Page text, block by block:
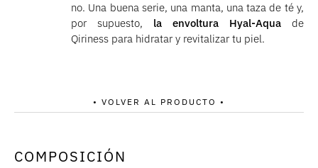
no. Una buena serie, una manta, una taza de té y,
por supuesto, la envoltura Hyal-Aqua de
Qiriness para hidratar y revitalizar tu piel.
• VOLVER AL PRODUCTO •
COMPOSICIÓN